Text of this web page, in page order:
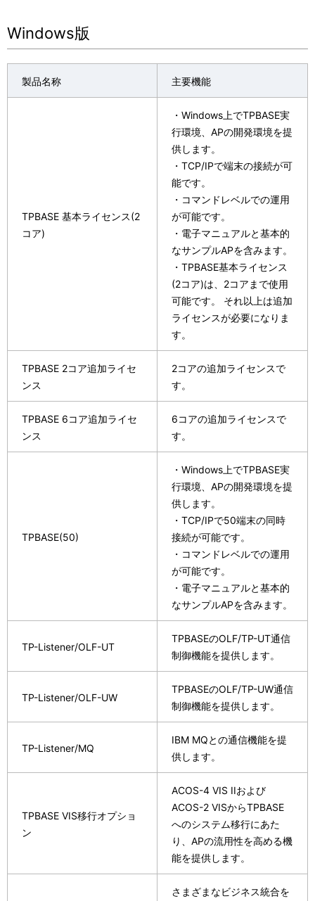
Windows版
製品名称 主要機能
TPBASE 基本ライセンス(2
コア)
・Windows上でTPBASE実
行環境、APの開発環境を提
供します。
・TCP/IPで端末の接続が可
能です。
・コマンドレベルでの運用
が可能です。
・電子マニュアルと基本的
なサンプルAPを含みます。
・TPBASE基本ライセンス
(2コア)は、2コアまで使用
可能です。 それ以上は追加
ライセンスが必要になりま
す。
TPBASE 2コア追加ライセ
ンス
2コアの追加ライセンスで
す。
TPBASE 6コア追加ライセ
ンス
6コアの追加ライセンスで
す。
TPBASE(50)
・Windows上でTPBASE実
行環境、APの開発環境を提
供します。
・TCP/IPで50端末の同時
接続が可能です。
・コマンドレベルでの運用
が可能です。
・電子マニュアルと基本的
なサンプルAPを含みます。
TP-Listener/OLF-UT
TPBASEのOLF/TP-UT通信
制御機能を提供します。
TP-Listener/OLF-UW
TPBASEのOLF/TP-UW通信
制御機能を提供します。
TP-Listener/MQ
IBM MQとの通信機能を提
供します。
TPBASE VIS移行オプショ
ン
ACOS-4 VIS IIおよび
ACOS-2 VISからTPBASE
へのシステム移行にあた
り、APの流用性を高める機
能を提供します。
さまざまなビジネス統合を